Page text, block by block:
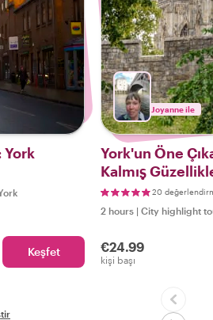
York
Keşfet
Joyanne ile
York'un Öne
Kalmış
20
2 hours | City highlight
€24.99
kişi başı